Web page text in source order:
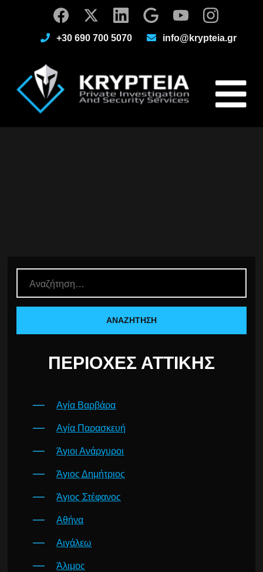
+30 690 700 5070 info@krypteia.gr
ΠΕΡΙΟΧΈΣ ΑΤΤΙΚΉΣ
Αγία Βαρβάρα
Αγία Παρασκευή
Άγιοι Ανάργυροι
Άγιος Δημήτριος
Άγιος Στέφανος
Αθήνα
Αιγάλεω
Άλιμος